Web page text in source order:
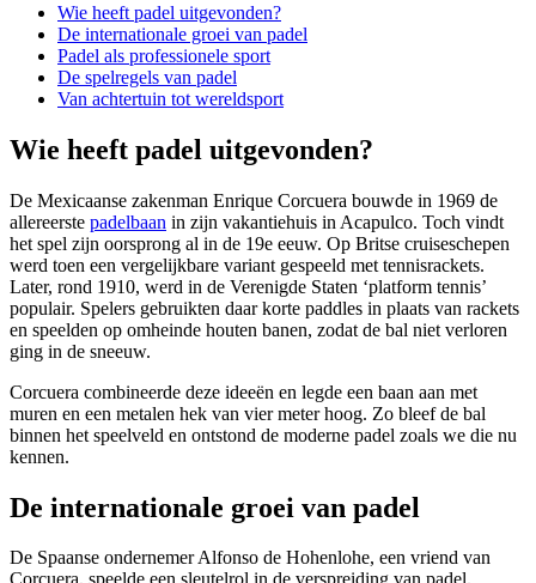
Wie heeft padel uitgevonden?
De internationale groei van padel
Padel als professionele sport
De spelregels van padel
Van achtertuin tot wereldsport
Wie heeft padel uitgevonden?
De Mexicaanse zakenman Enrique Corcuera bouwde in 1969 de
allereerste padelbaan in zijn vakantiehuis in Acapulco. Toch vindt
het spel zijn oorsprong al in de 19e eeuw. Op Britse cruiseschepen
werd toen een vergelijkbare variant gespeeld met tennisrackets.
Later, rond 1910, werd in de Verenigde Staten ‘platform tennis’
populair. Spelers gebruikten daar korte paddles in plaats van rackets
en speelden op omheinde houten banen, zodat de bal niet verloren
ging in de sneeuw.
Corcuera combineerde deze ideeën en legde een baan aan met
muren en een metalen hek van vier meter hoog. Zo bleef de bal
binnen het speelveld en ontstond de moderne padel zoals we die nu
kennen.
De internationale groei van padel
De Spaanse ondernemer Alfonso de Hohenlohe, een vriend van